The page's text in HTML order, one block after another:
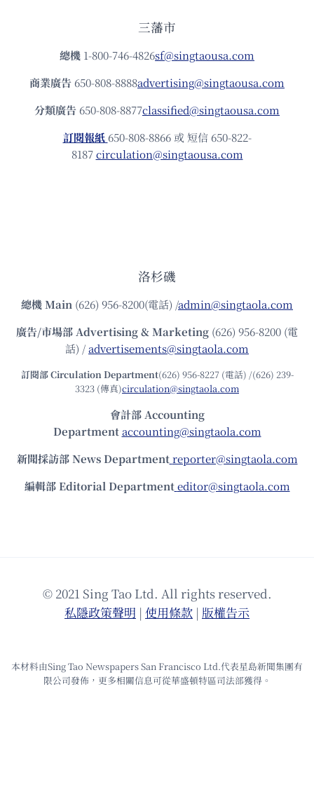
三藩市
總機 1-800-746-4826sf@singtaousa.com
商業廣告 650-808-8888advertising@singtaousa.com
分類廣告 650-808-8877classified@singtaousa.com
訂閱報紙 650-808-8866 或 短信 650-822-
8187circulation@singtaousa.com
洛杉磯
總機Main (626) 956-8200(電話) /admin@singtaola.com
廣告/市場部Advertising & Marketing (626) 956-8200 (電
話) /advertisements@singtaola.com
訂閱部 Circulation Department(626) 956-8227 (電話) /(626) 239-
3323 (傳真)circulation@singtaola.com
會計部 Accounting
Department accounting@singtaola.com
新聞採訪部 News Department reporter@singtaola.com
編輯部 Editorial Department editor@singtaola.com
© 2021 Sing Tao Ltd. All rights reserved.
私隱政策聲明 | 使⽤條款 | 版權告⽰
本材料由Sing Tao Newspapers San Francisco Ltd.代表星島新聞集團有
限公司發佈，更多相關信息可從華盛頓特區司法部獲得。